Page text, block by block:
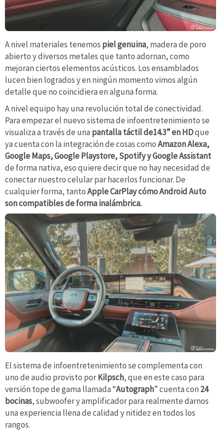
A nivel materiales tenemos piel genuina, madera de poro
abierto y diversos metales que tanto adornan, como
mejoran ciertos elementos acústicos. Los ensamblados
lucen bien logrados y en ningún momento vimos algún
detalle que no coincidiera en alguna forma.
A nivel equipo hay una revolución total de conectividad.
Para empezar el nuevo sistema de infoentretenimiento se
visualiza a través de una pantalla táctil de14.3” en HDque
ya cuenta con la integración de cosas comoAmazon Alexa,
Google Maps, Google Playstore, Spotify y Google Assistant
de forma nativa, eso quiere decir que no hay necesidad de
conectar nuestro celular par hacerlos funcionar. De
cualquier forma, tantoApple CarPlay cómo Android Auto
son compatibles de forma inalámbrica.
El sistema de infoentretenimiento se complementa con
uno de audio provisto porKilpsch, que en este caso para
versión tope de gama llamada “Autograph” cuenta con 24
bocinas, subwoofer y amplificador para realmente darnos
una experiencia llena de calidad y nitidez en todos los
rangos.